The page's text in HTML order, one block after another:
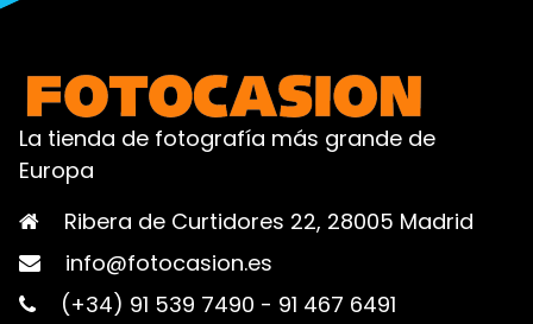
La tienda de fotografía más grande de
Europa
Ribera de Curtidores 22, 28005 Madrid
info@fotocasion.es
(+34) 91 539 7490 - 91 467 6491